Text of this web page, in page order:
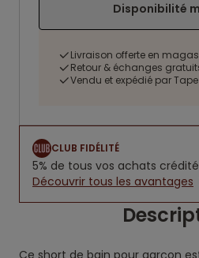
Disponibilité
Livraison offerte en
Retour & échanges
Vendu et expédié par Tape
CLUB FIDÉLITÉ
5% de tous vos achats
Découvrir tous les avantages
Ce short de bain pour garçon